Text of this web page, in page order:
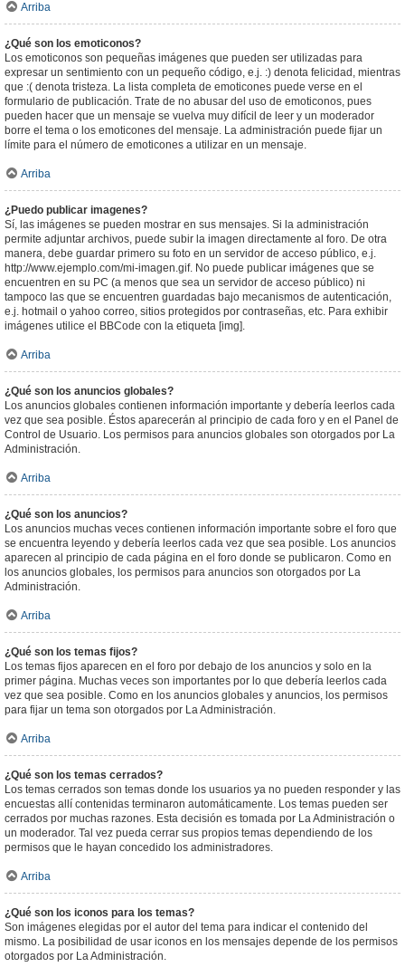
Arriba
¿Qué son los emoticonos?
Los emoticonos son pequeñas imágenes que pueden ser utilizadas para
expresar un sentimiento con un pequeño código, e.j. :) denota felicidad, mientras
que :( denota tristeza. La lista completa de emoticones puede verse en el
formulario de publicación. Trate de no abusar del uso de emoticonos, pues
pueden hacer que un mensaje se vuelva muy difícil de leer y un moderador
borre el tema o los emoticones del mensaje. La administración puede fijar un
límite para el número de emoticones a utilizar en un mensaje.
Arriba
¿Puedo publicar imagenes?
Sí, las imágenes se pueden mostrar en sus mensajes. Si la administración
permite adjuntar archivos, puede subir la imagen directamente al foro. De otra
manera, debe guardar primero su foto en un servidor de acceso público, e.j.
http://www.ejemplo.com/mi-imagen.gif. No puede publicar imágenes que se
encuentren en su PC (a menos que sea un servidor de acceso público) ni
tampoco las que se encuentren guardadas bajo mecanismos de autenticación,
e.j. hotmail o yahoo correo, sitios protegidos por contraseñas, etc. Para exhibir
imágenes utilice el BBCode con la etiqueta [img].
Arriba
¿Qué son los anuncios globales?
Los anuncios globales contienen información importante y debería leerlos cada
vez que sea posible. Éstos aparecerán al principio de cada foro y en el Panel de
Control de Usuario. Los permisos para anuncios globales son otorgados por La
Administración.
Arriba
¿Qué son los anuncios?
Los anuncios muchas veces contienen información importante sobre el foro que
se encuentra leyendo y debería leerlos cada vez que sea posible. Los anuncios
aparecen al principio de cada página en el foro donde se publicaron. Como en
los anuncios globales, los permisos para anuncios son otorgados por La
Administración.
Arriba
¿Qué son los temas fijos?
Los temas fijos aparecen en el foro por debajo de los anuncios y solo en la
primer página. Muchas veces son importantes por lo que debería leerlos cada
vez que sea posible. Como en los anuncios globales y anuncios, los permisos
para fijar un tema son otorgados por La Administración.
Arriba
¿Qué son los temas cerrados?
Los temas cerrados son temas donde los usuarios ya no pueden responder y las
encuestas allí contenidas terminaron automáticamente. Los temas pueden ser
cerrados por muchas razones. Esta decisión es tomada por La Administración o
un moderador. Tal vez pueda cerrar sus propios temas dependiendo de los
permisos que le hayan concedido los administradores.
Arriba
¿Qué son los iconos para los temas?
Son imágenes elegidas por el autor del tema para indicar el contenido del
mismo. La posibilidad de usar iconos en los mensajes depende de los permisos
otorgados por La Administración.